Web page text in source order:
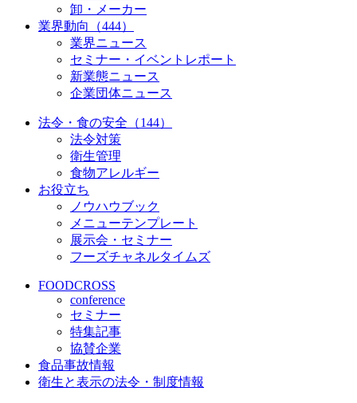
卸・メーカー
業界動向（444）
業界ニュース
セミナー・イベントレポート
新業態ニュース
企業団体ニュース
法令・食の安全（144）
法令対策
衛生管理
食物アレルギー
お役立ち
ノウハウブック
メニューテンプレート
展示会・セミナー
フーズチャネルタイムズ
FOODCROSS
conference
セミナー
特集記事
協賛企業
食品事故情報
衛生と表示の法令・制度情報